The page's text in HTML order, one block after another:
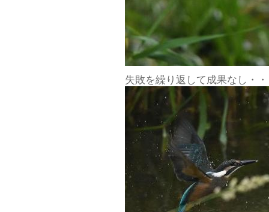
失敗を繰り返して成果なし・